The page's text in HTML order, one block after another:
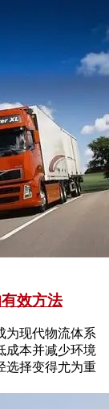
效方法
为现代物流体系
成本并减少环境
选择变得尤为重